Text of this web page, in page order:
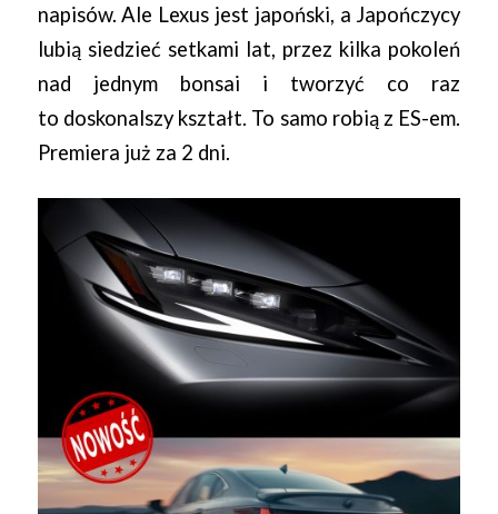
napisów. Ale Lexus jest japoński, a Japończycy
lubią siedzieć setkami lat, przez kilka pokoleń
nad jednym bonsai i tworzyć co raz
to doskonalszy kształt. To samo robią z ES-em.
Premiera już za 2 dni.